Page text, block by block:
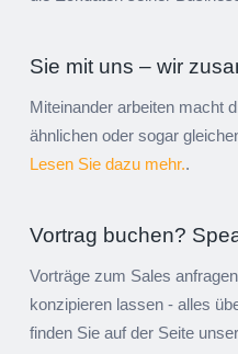
Sie mit uns – wir
Miteinander arbeiten macht
ähnlichen oder sogar
Lesen Sie dazu mehr..
Vortrag buchen?
Vorträge zum Sales
konzipieren lassen - alles
finden Sie auf der Seite